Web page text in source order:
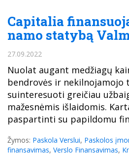
Capitalia
namo statybą
27.09.2022
Nuolat augant medžiagų
bendrovės ir
suinteresuoti greičiau
mažesnėmis išlaidomis.
paspartinti su papildomu
Žymos: Paskola Verslui, Paskolos
finansavimas, Verslo Finansavimas,